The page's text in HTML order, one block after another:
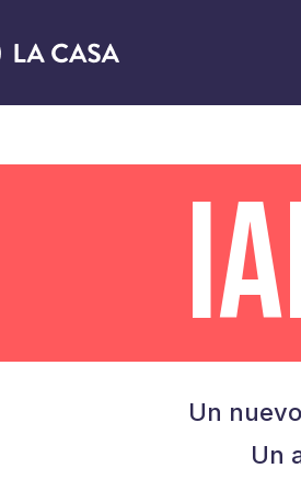
Un
Un